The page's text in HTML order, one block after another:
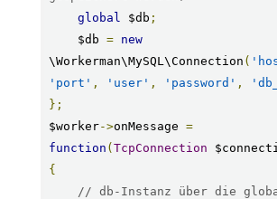
global
$db ;
    $db
=
new
\Workerman\MySQL\Connection (
'port' , 'user' , 'password' ,
};
$worker->onMessage =
function ( TcpConnection
{
// db-Instanz über die